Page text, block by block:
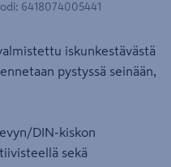
: 6418074005441
iskunkestävästä
pystyssä seinään,
DIN-kiskon
sekä